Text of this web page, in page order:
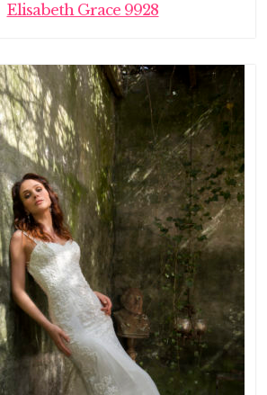
Elisabeth Grace 9928